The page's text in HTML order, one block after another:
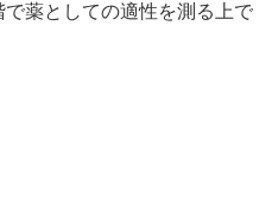
薬としての適性を測る上で